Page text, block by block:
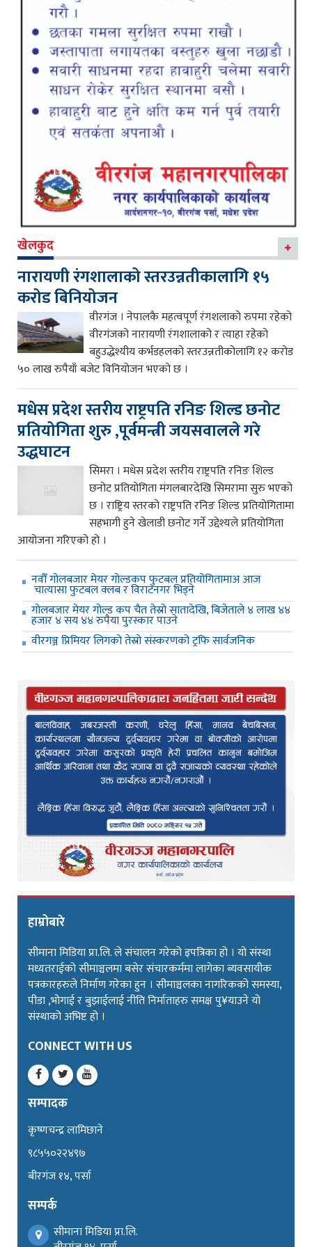
खेलकुद
नारायणी रंगशालाको स्तरउन्नतीकालागि १५
करोड बिनियोजन
वीरगंज । नेपालकै महत्वपूर्ण रंगशलाको रुपमा रहेको
वीरगंजको नारायणी रंगशालाको र त्याहा रहेको
बहुउद्धेश्यीय कर्भडहलको स्तरउन्नतीकोलागि १२ करोड
५० लाख रुपैयाँ बजेट विनियोजन भएको छ ।
मधेस प्रदेश स्तरीय राष्ट्रपति रनिङ शिल्ड छनोट
प्रतियोगिता शुरु ,पूर्वमन्त्री जयसवालले गरे
उद्धघाटन
सिमरा । मधेस प्रदेश स्तरीय राष्ट्रपति रनिङ शिल्ड
छनोट प्रतियोगिता मंगलबारदेखि सिमरामा सुरु भएको
छ । राष्ट्रिय स्तरको राष्ट्रपति रनिङ शिल्ड प्रतियोगितामा
सहभागी हुने खेलाडी छनोट गर्ने उद्देश्यले प्रतियोगिता
आयोजना गरिएको हो ।
नवौँ गोलबजार मेयर गोल्डकप फुटबल प्रतियोगितामाअ आज
चात्यासा फुटबल क्लब र विराटनगर भिड्ने
गोलबजार मेयर गोल्ड कप चैत तेस्रो सातादेखि, बिजेताले ४ लाख ४४
हजार ४ सय ४४ रुपैया पुरस्कार पाउने
वीरगञ्ज प्रिमियर लिगको तेस्रो संस्करणको ट्रफि सार्वजनिक
हाम्रोबारे
सीमाना मिडिया प्रा.लि. ले संचालन गरेको इपत्रिका हो । यो संस्था
मध्यतराईको सीमाञ्चलमा बसेर संचारकर्ममा लागेका ब्यवसायीक
पत्रकारहरुले निर्माण गरेका हुन । सीमाञ्चलका नागरिकको समस्या,
पीडा ,भोगाई र बुझाईलाई नीति निर्माताहरु समक्ष पु¥याउने यो
संस्थाको अभिष्ट हो ।
CONNECT WITH US
सम्पादक
कृष्णचन्द्र लामिछाने
९८५५०२२४९७
बीरगंज १४, पर्सा
सम्पर्क
सीमाना मिडिया प्रा.लि.